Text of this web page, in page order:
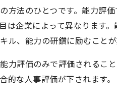
方法のひとつです。能力評
は企業によって異なります
ル、能力の研鑽に励むことが
力評価のみで評価されるこ
的な人事評価が下されます。